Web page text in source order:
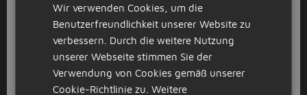
neu
GESPONSERT
Wir verwenden Cookies, um die
Benutzerfreundlichkeit unserer Website zu
verbessern. Durch die weitere Nutzung
unserer Webseite stimmen Sie der
Verwendung von Cookies gemäß unserer
Cookie-Richtlinie zu. Weitere